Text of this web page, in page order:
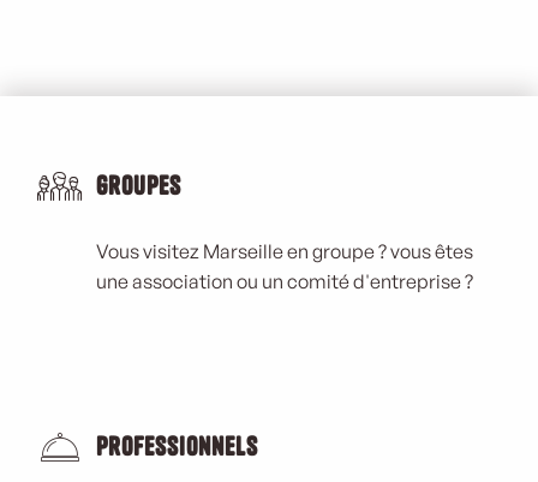
Groupes
Vous visitez Marseille en groupe ? vous êtes
une association ou un comité d'entreprise ?
Professionnels